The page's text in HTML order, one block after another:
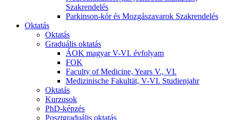
Szakrendelés
Parkinson-kór és Mozgászavarok Szakrendelés
Oktatás
Oktatás
Graduális oktatás
ÁOK magyar V-VI. évfolyam
FOK
Faculty of Medicine, Years V., VI.
Medizinische Fakultät, V-VI. Studienjahr
Oktatás
Kurzusok
PhD-képzés
Posztgraduális oktatás